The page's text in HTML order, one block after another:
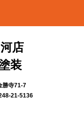
店
装
勝寺71-7
21-5136